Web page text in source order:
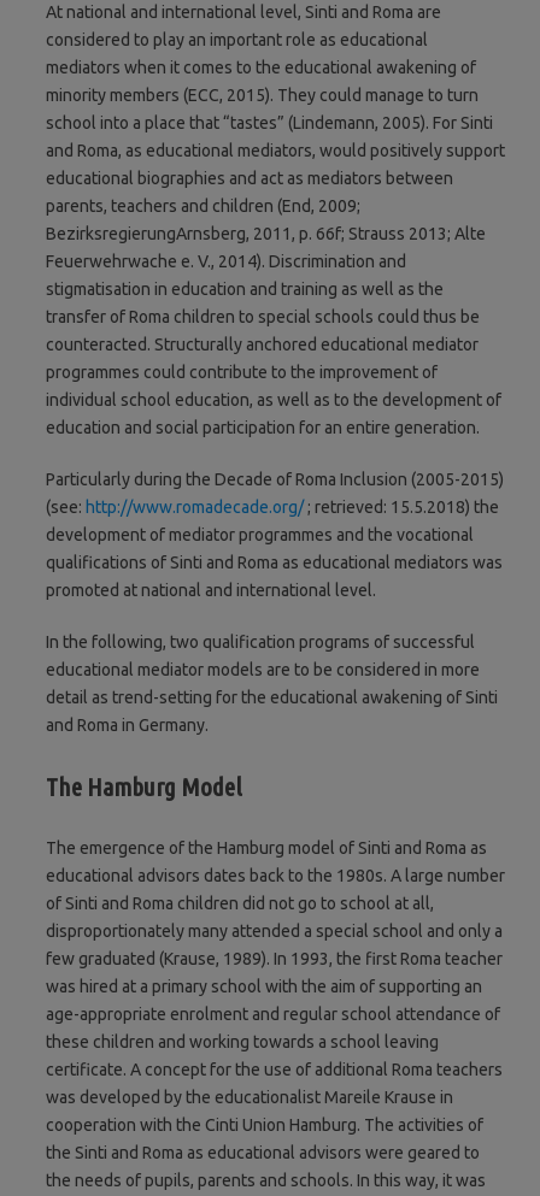
At national and international level, Sinti and Roma are
considered to play an important role as educational
mediators when it comes to the educational awakening of
minority members (ECC, 2015). They could manage to turn
school into a place that “tastes” (Lindemann, 2005). For Sinti
and Roma, as educational mediators, would positively support
educational biographies and act as mediators between
parents, teachers and children (End, 2009;
BezirksregierungArnsberg, 2011, p. 66f; Strauss 2013; Alte
Feuerwehrwache e. V., 2014). Discrimination and
stigmatisation in education and training as well as the
transfer of Roma children to special schools could thus be
counteracted. Structurally anchored educational mediator
programmes could contribute to the improvement of
individual school education, as well as to the development of
education and social participation for an entire generation.
Particularly during the Decade of Roma Inclusion (2005-2015)
(see: http://www.romadecade.org/; retrieved: 15.5.2018) the
development of mediator programmes and the vocational
qualifications of Sinti and Roma as educational mediators was
promoted at national and international level.
In the following, two qualification programs of successful
educational mediator models are to be considered in more
detail as trend-setting for the educational awakening of Sinti
and Roma in Germany.
The Hamburg Model
The emergence of the Hamburg model of Sinti and Roma as
educational advisors dates back to the 1980s. A large number
of Sinti and Roma children did not go to school at all,
disproportionately many attended a special school and only a
few graduated (Krause, 1989). In 1993, the first Roma teacher
was hired at a primary school with the aim of supporting an
age-appropriate enrolment and regular school attendance of
these children and working towards a school leaving
certificate. A concept for the use of additional Roma teachers
was developed by the educationalist Mareile Krause in
cooperation with the Cinti Union Hamburg. The activities of
the Sinti and Roma as educational advisors were geared to
the needs of pupils, parents and schools. In this way, it was